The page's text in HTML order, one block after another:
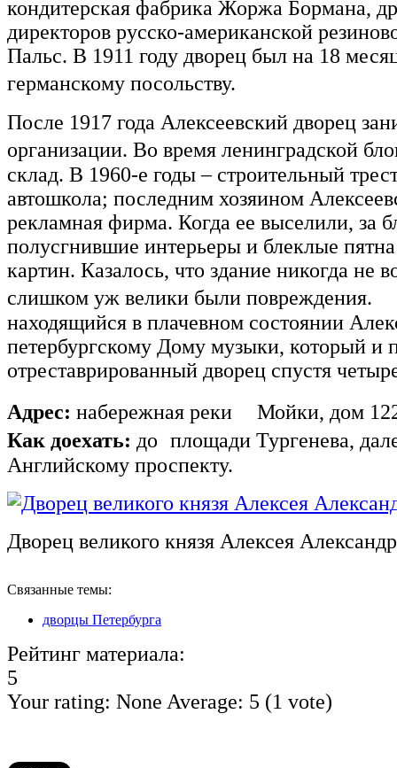
кондитерская фабрика Жоржа Бормана,
директоров русско-американской
Пальс. В 1911 году дворец был на 18
германскому посольству.
После 1917 года Алексеевский дворец
организации. Во время ленинградской
склад. В 1960-е годы – строительный
автошкола; последним хозяином
рекламная фирма. Когда ее выселили, за
полусгнившие интерьеры и блеклые
картин. Казалось, что здание никогда не
слишком уж велики были повреждения.
находящийся в плачевном состоянии
петербургскому Дому музыки, который и
отреставрированный дворец спустя
Адрес: набережная реки Мойки, дом
Как доехать: до площади Тургенева,
Английскому проспекту.
Дворец великого князя Алексея
Связанные темы:
дворцы Петербурга
Рейтинг материала:
5
Your rating: None Average: 5 (1 vote)